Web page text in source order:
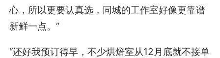
心，所以更要认真选，同城的工作室好像更靠谱
新鲜一点。”
“还好我预订得早，不少烘焙室从12月底就不接单